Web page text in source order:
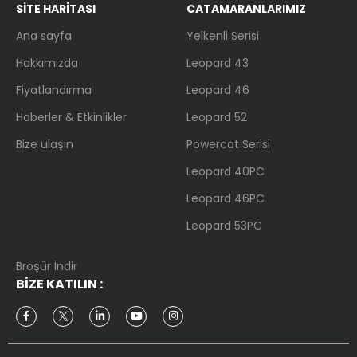
SİTE HARİTASI
Ana sayfa
Hakkımızda
Fiyatlandırma
Haberler & Etkinlikler
Bize ulaşın
CATAMARANLARIMIZ
Yelkenli Serisi
Leopard 43
Leopard 46
Leopard 52
Powercat Serisi
Leopard 40PC
Leopard 46PC
Leopard 53PC
Broşür İndir
BIZE KATILIN :